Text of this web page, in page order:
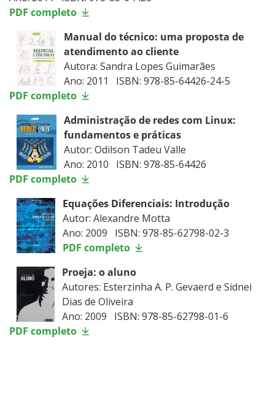
PDF completo
Manual do técnico: uma proposta de
atendimento ao cliente
Autora: Sandra Lopes Guimarães
Ano: 2011 ISBN: 978-85-64426-24-5
PDF completo
Administração de redes com Linux:
fundamentos e práticas
Autor: Odilson Tadeu Valle
Ano: 2010 ISBN: 978-85-64426
PDF completo
Equações Diferenciais: Introdução
Autor: Alexandre Motta
Ano: 2009 ISBN: 978-85-62798-02-3
PDF completo
Proeja: o aluno
Autores: Esterzinha A. P. Gevaerd e Sidnei
Dias de Oliveira
Ano: 2009 ISBN: 978-85-62798-01-6
PDF completo